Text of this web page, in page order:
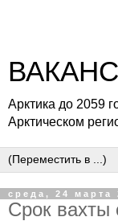
Арктика до 2059
Арктическом
среда, 24 марта
Срок вахты